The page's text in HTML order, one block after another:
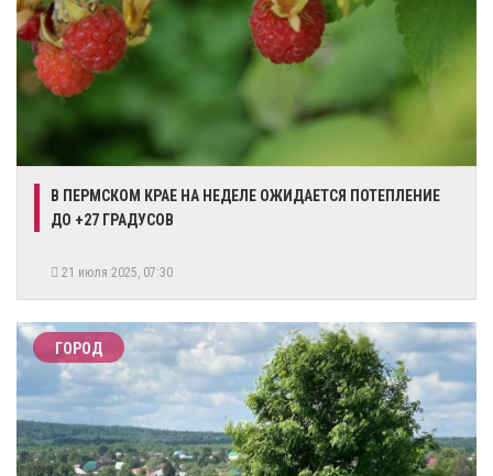
В ПЕРМСКОМ КРАЕ НА НЕДЕЛЕ ОЖИДАЕТСЯ ПОТЕПЛЕНИЕ
ДО +27 ГРАДУСОВ
21 июля 2025, 07:30
ГОРОД